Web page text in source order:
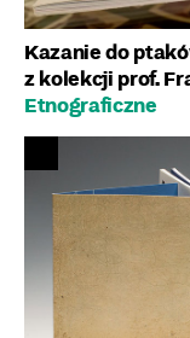
Kazanie do
z kolekcji prof.
Etnograficzne